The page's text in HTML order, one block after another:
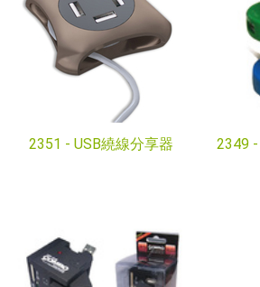
2351 - USB繞線分享器 2349 -